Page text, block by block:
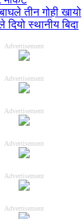
तीन गोही खायो
स्थानीय बिदा
Advertisement
Advertisement
Advertisement
Advertisement
Advertisement
Advertisement